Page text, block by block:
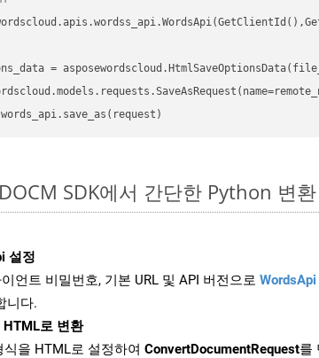
=
SDK에서 간단한 Python 변환
설정
언트 비밀번호, 기본 URL 및 API 버전으로 WordsApi
니다.
HTML로 변환
을 HTML로 설정하여 ConvertDocumentRequest를